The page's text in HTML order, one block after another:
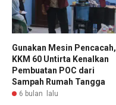
Gunakan Mesin Pencacah,
KKM 60 Untirta Kenalkan
Pembuatan POC dari
Sampah Rumah Tangga
6 bulan lalu